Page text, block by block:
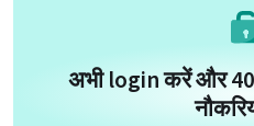
अभी login करें और